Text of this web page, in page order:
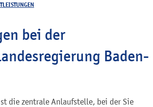
bei der
Baden-
die zentrale Anlaufstelle, bei der Sie